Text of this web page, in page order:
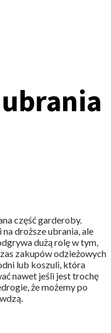
część garderoby.
droższe ubrania, ale
dużą rolę w tym,
zakupów odzieżowych
lub koszuli, która
nawet jeśli jest trochę
że możemy po